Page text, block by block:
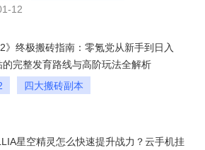
手机
12
2》终极搬砖指南：零氪党从新手到日入
的完整发育路线与高阶玩法全解析
四大搬砖副本
星空精灵怎么快速提升战力？云手机挂